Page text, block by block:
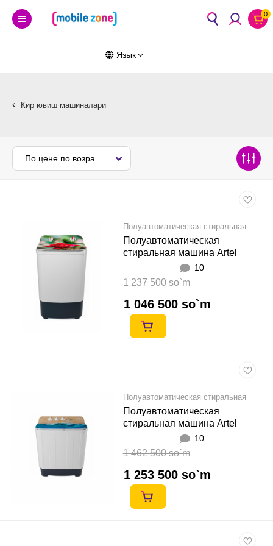
0
Язык
Кир ювиш машиналари
Полуавтоматическая стиральная
машина
Полуавтоматическая
стиральная машина Artel
10
1 237 500 so`m
1 046 500 so`m
Полуавтоматическая стиральная
машина
Полуавтоматическая
стиральная машина Artel
10
1 462 500 so`m
1 253 500 so`m